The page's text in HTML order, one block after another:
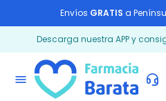
Envíos GRATIS a
Descarga nuestra APP y
menu